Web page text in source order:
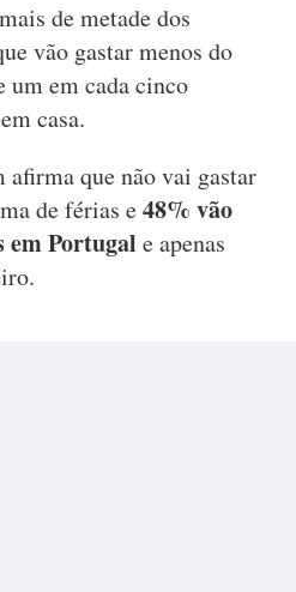
de metade dos
vão gastar menos do
um em cada cinco
casa.
afirma que não vai gastar
de férias e48% vão
Portugal e apenas